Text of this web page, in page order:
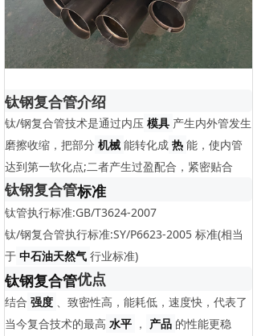
钛钢复合管介绍
钛/钢复合管技术是通过内压 模具 产生内外管发生
磨擦收缩，把部分 机械 能转化成 热 能，使内管
达到第一软化点;二者产生过盈配合，紧密贴合
钛钢复合管标准
钛管执行标准:GB/T3624-2007
钛/钢复合管执行标准:SY/P6623-2005 标准(相当
于 中石油天然气 行业标准)
钛钢复合管优点
结合 强度 、致密性高，能耗低，速度快，代表了
当今复合技术的最高 水平 ， 产品 的性能更稳